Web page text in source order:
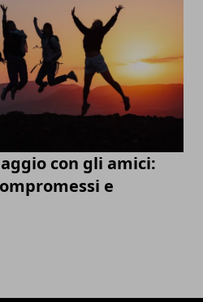
con gli amici:
e